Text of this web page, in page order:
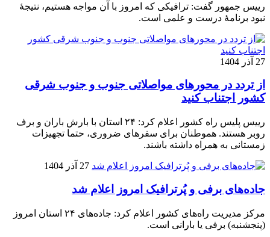
رییس جمهور گفت: ترافیکی که امروز با آن مواجه هستیم، نتیجۀ
نبود برنامۀ درست و علمی است.
27 آذر 1404
از تردد در محورهای مواصلاتی جنوب و جنوب شرقی
کشور اجتناب کنید
رییس پلیس راه کشور اعلام کرد: ۲۴ استان با بارش باران و برف
روبر هستند. هموطنان برای سفرهای ضروری، حتما تجهیزات
زمستانی به همراه داشته باشند.
27 آذر 1404
جاده‌های برفی و پُرترافیک امروز اعلام شد
مرکز مدیریت راه‌های کشور اعلام کرد: جاده‌های ۲۴ استان امروز
(پنجشنبه) برفی یا بارانی است.